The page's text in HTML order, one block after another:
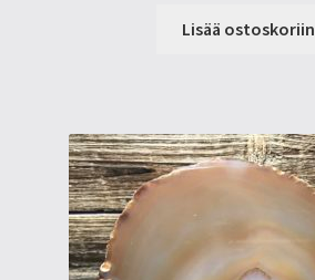
Lisää ostoskoriin